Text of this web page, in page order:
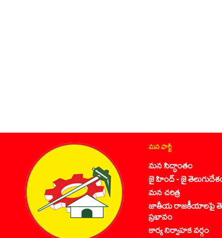
మన పార్టీ
మన సిద్ధాంతం
జై హింద్ - జై
మన చరిత్ర
జాతీయ రాజకీయాలపై
ప్రభావం
కార్య నిర్వాహక వర్గం